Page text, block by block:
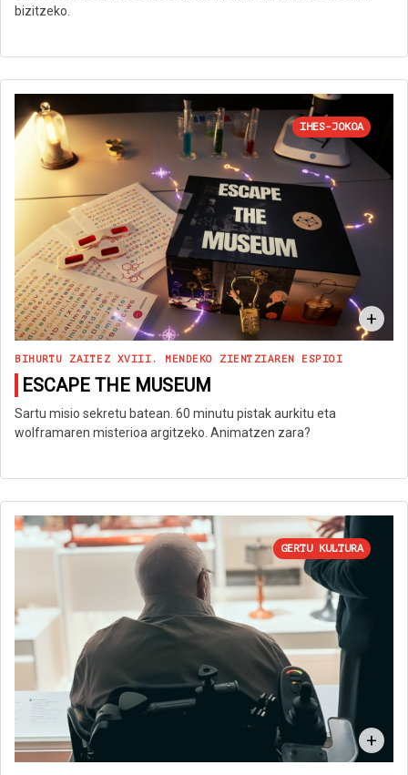
bizitzeko.
IHES-JOKOA
+
BIHURTU ZAITEZ XVIII. MENDEKO ZIENTZIAREN ESPIOI
ESCAPE THE MUSEUM
Sartu misio sekretu batean. 60 minutu pistak aurkitu eta
wolframaren misterioa argitzeko. Animatzen zara?
GERTU KULTURA
+